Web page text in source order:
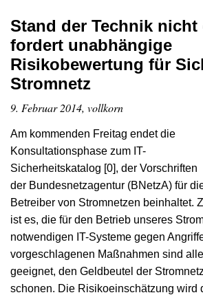
Stand der Technik nicht
fordert unabhängige
Risikobewertung für
Stromnetz
9. Februar 2014, vollkorn
Am kommenden Freitag endet die
Konsultationsphase zum IT-
Sicherheitskatalog [0], der Vorschriften
der Bundesnetzagentur (BNetzA) für
Betreiber von Stromnetzen beinhaltet.
ist es, die für den Betrieb unseres
notwendigen IT-Systeme gegen
vorgeschlagenen Maßnahmen sind
geeignet, den Geldbeutel der
schonen. Die Risikoeinschätzung wird